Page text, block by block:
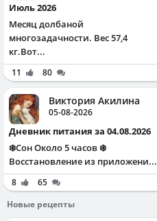
Июль 2026
Месяц долбаной
многозадачности. Вес 57,4
кг.Вот...
11 80
Виктория Акилина
05-08-2026
Дневник питания за 04.08.2026
❄️Сон Около 5 часов ❄️
Восстановление из приложени...
8
65
Новые рецепты